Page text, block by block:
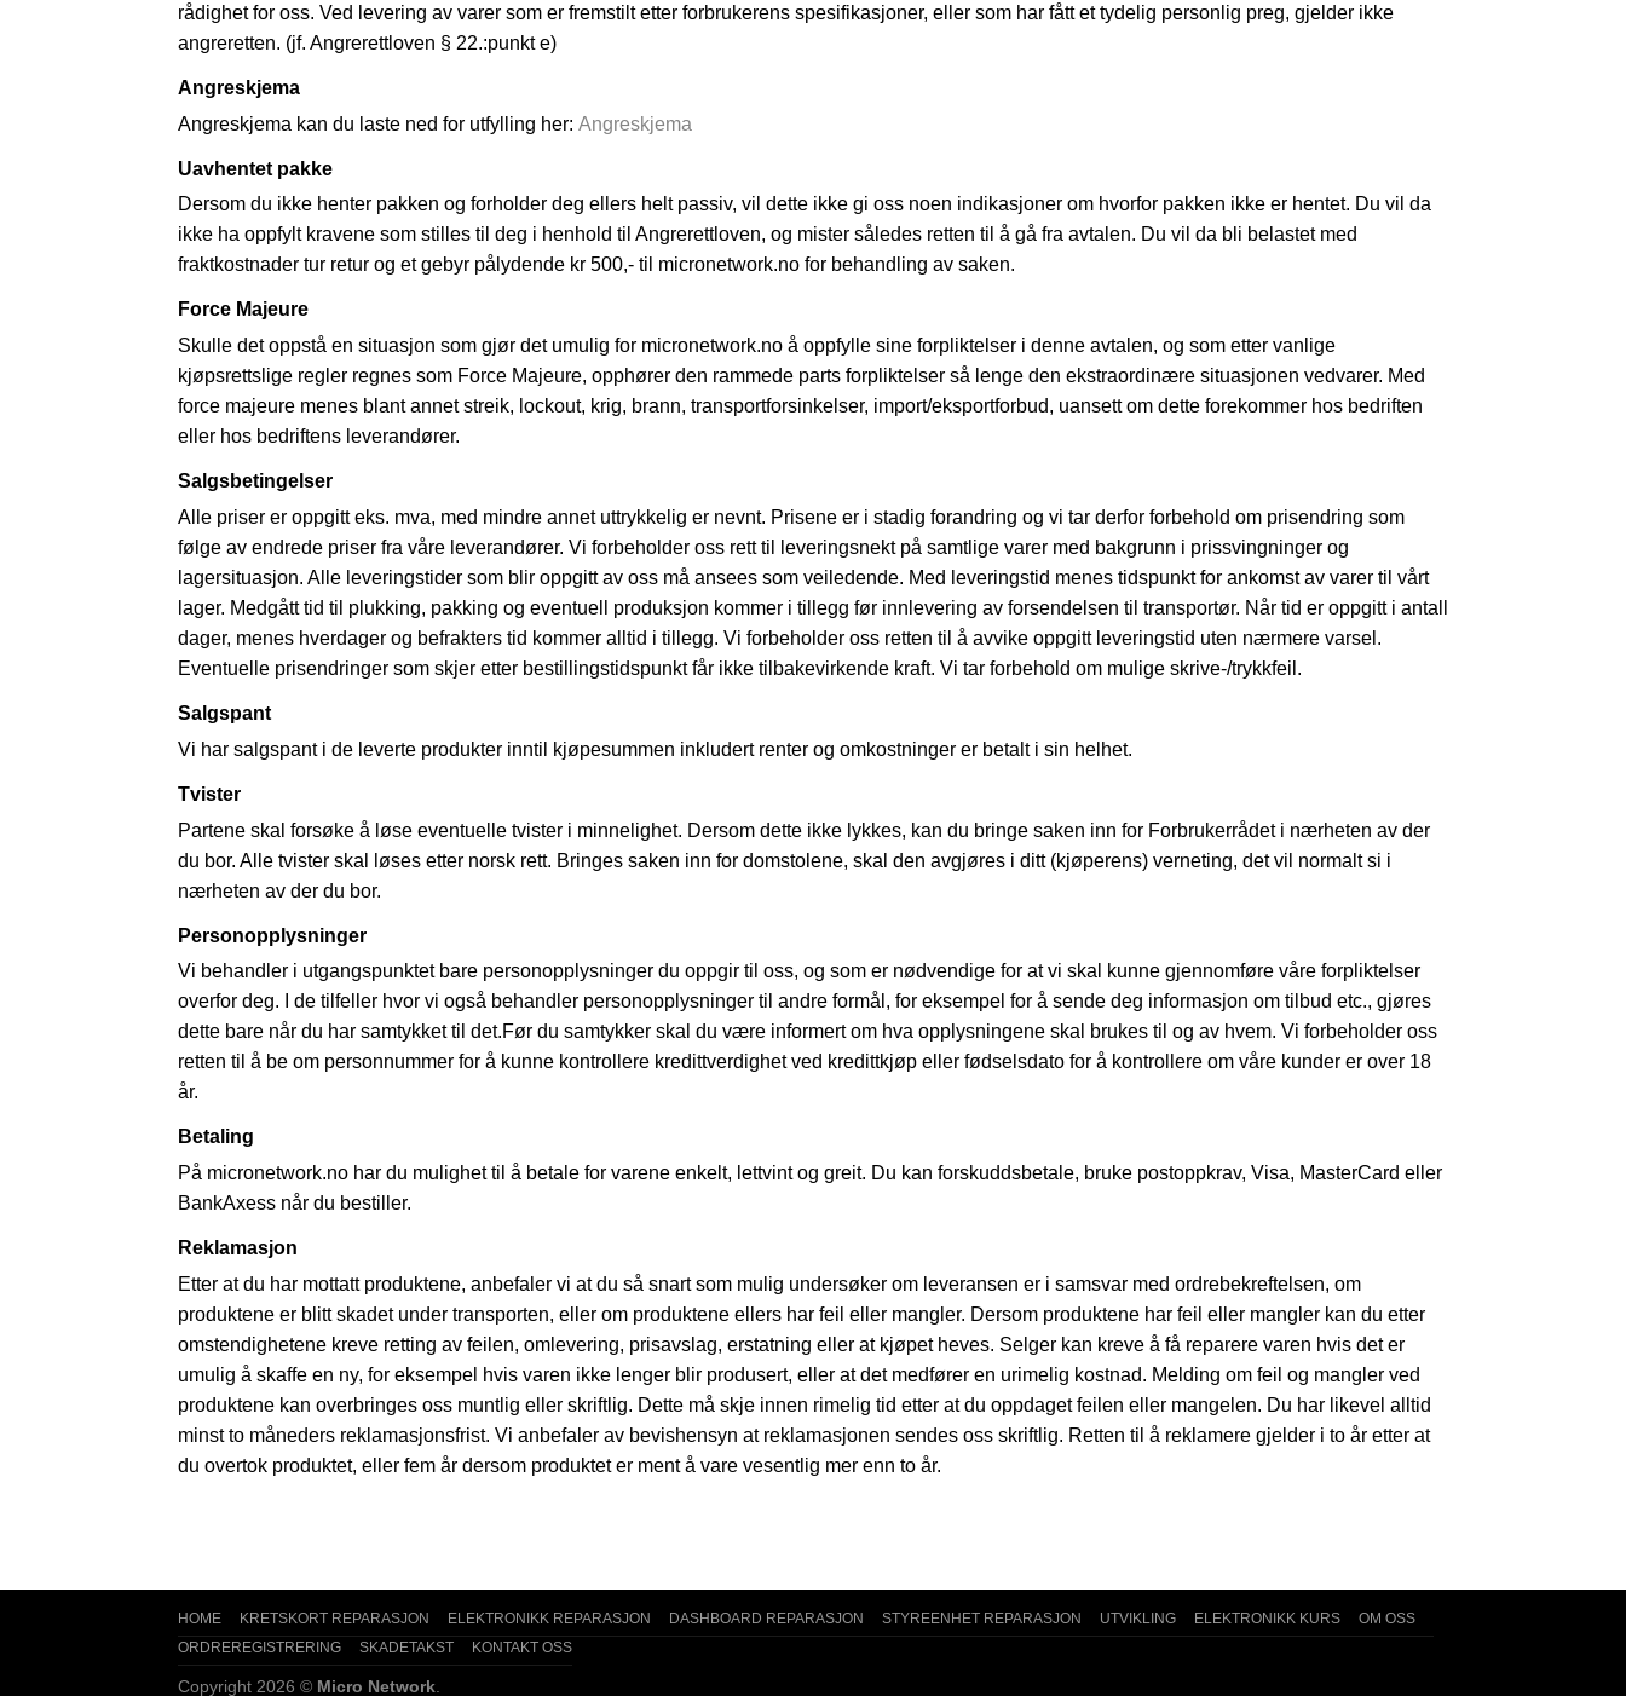
rådighet for oss. Ved levering av varer som er fremstilt etter forbrukerens spesifikasjoner, eller som har fått et tydelig personlig preg, gjelder ikke
angreretten. (jf. Angrerettloven § 22.:punkt e)
Angreskjema
Angreskjema kan du laste ned for utfylling her: Angreskjema
Uavhentet pakke
Dersom du ikke henter pakken og forholder deg ellers helt passiv, vil dette ikke gi oss noen indikasjoner om hvorfor pakken ikke er hentet. Du vil da
ikke ha oppfylt kravene som stilles til deg i henhold til Angrerettloven, og mister således retten til å gå fra avtalen. Du vil da bli belastet med
fraktkostnader tur retur og et gebyr pålydende kr 500,- til micronetwork.no for behandling av saken.
Force Majeure
Skulle det oppstå en situasjon som gjør det umulig for micronetwork.no å oppfylle sine forpliktelser i denne avtalen, og som etter vanlige
kjøpsrettslige regler regnes som Force Majeure, opphører den rammede parts forpliktelser så lenge den ekstraordinære situasjonen vedvarer. Med
force majeure menes blant annet streik, lockout, krig, brann, transportforsinkelser, import/eksportforbud, uansett om dette forekommer hos bedriften
eller hos bedriftens leverandører.
Salgsbetingelser
Alle priser er oppgitt eks. mva, med mindre annet uttrykkelig er nevnt. Prisene er i stadig forandring og vi tar derfor forbehold om prisendring som
følge av endrede priser fra våre leverandører. Vi forbeholder oss rett til leveringsnekt på samtlige varer med bakgrunn i prissvingninger og
lagersituasjon. Alle leveringstider som blir oppgitt av oss må ansees som veiledende. Med leveringstid menes tidspunkt for ankomst av varer til vårt
lager. Medgått tid til plukking, pakking og eventuell produksjon kommer i tillegg før innlevering av forsendelsen til transportør. Når tid er oppgitt i antall
dager, menes hverdager og befrakters tid kommer alltid i tillegg. Vi forbeholder oss retten til å avvike oppgitt leveringstid uten nærmere varsel.
Eventuelle prisendringer som skjer etter bestillingstidspunkt får ikke tilbakevirkende kraft. Vi tar forbehold om mulige skrive-/trykkfeil.
Salgspant
Vi har salgspant i de leverte produkter inntil kjøpesummen inkludert renter og omkostninger er betalt i sin helhet.
Tvister
Partene skal forsøke å løse eventuelle tvister i minnelighet. Dersom dette ikke lykkes, kan du bringe saken inn for Forbrukerrådet i nærheten av der
du bor. Alle tvister skal løses etter norsk rett. Bringes saken inn for domstolene, skal den avgjøres i ditt (kjøperens) verneting, det vil normalt si i
nærheten av der du bor.
Personopplysninger
Vi behandler i utgangspunktet bare personopplysninger du oppgir til oss, og som er nødvendige for at vi skal kunne gjennomføre våre forpliktelser
overfor deg. I de tilfeller hvor vi også behandler personopplysninger til andre formål, for eksempel for å sende deg informasjon om tilbud etc., gjøres
dette bare når du har samtykket til det.Før du samtykker skal du være informert om hva opplysningene skal brukes til og av hvem. Vi forbeholder oss
retten til å be om personnummer for å kunne kontrollere kredittverdighet ved kredittkjøp eller fødselsdato for å kontrollere om våre kunder er over 18
år.
Betaling
På micronetwork.no har du mulighet til å betale for varene enkelt, lettvint og greit. Du kan forskuddsbetale, bruke postoppkrav, Visa, MasterCard eller
BankAxess når du bestiller.
Reklamasjon
Etter at du har mottatt produktene, anbefaler vi at du så snart som mulig undersøker om leveransen er i samsvar med ordrebekreftelsen, om
produktene er blitt skadet under transporten, eller om produktene ellers har feil eller mangler. Dersom produktene har feil eller mangler kan du etter
omstendighetene kreve retting av feilen, omlevering, prisavslag, erstatning eller at kjøpet heves. Selger kan kreve å få reparere varen hvis det er
umulig å skaffe en ny, for eksempel hvis varen ikke lenger blir produsert, eller at det medfører en urimelig kostnad. Melding om feil og mangler ved
produktene kan overbringes oss muntlig eller skriftlig. Dette må skje innen rimelig tid etter at du oppdaget feilen eller mangelen. Du har likevel alltid
minst to måneders reklamasjonsfrist. Vi anbefaler av bevishensyn at reklamasjonen sendes oss skriftlig. Retten til å reklamere gjelder i to år etter at
du overtok produktet, eller fem år dersom produktet er ment å vare vesentlig mer enn to år.
HOME KRETSKORT REPARASJON ELEKTRONIKK REPARASJON DASHBOARD REPARASJON STYREENHET REPARASJON UTVIKLING ELEKTRONIKK KURS
OM OSS
ORDREREGISTRERING
SKADETAKST KONTAKT OSS
Copyright 2026 © Micro Network